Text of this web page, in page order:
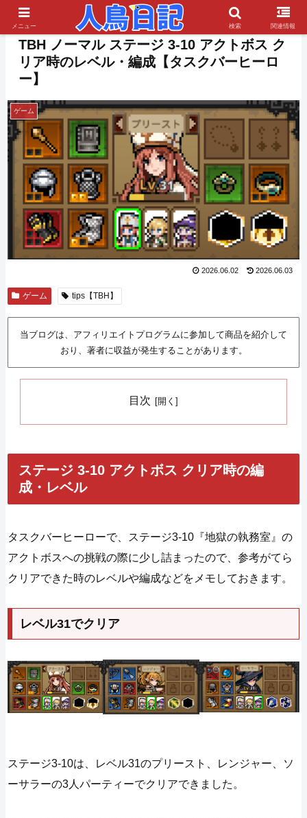
TBH ノーマル ステージ 3-10 アクトボス ク
リア時のレベル・編成【タスクバーヒーロ
ー】
ゲーム
2026.06.02 2026.06.03
ゲーム tips【TBH】
当ブログは、アフィリエイトプログラムに参加して商品を紹介して
おり、著者に収益が発生することがあります。
目次
ステージ 3-10 アクトボス クリア時の編
成・レベル
タスクバーヒーローで、ステージ3-10『地獄の執務室』の
アクトボスへの挑戦の際に少し詰まったので、参考がてら
クリアできた時のレベルや編成などをメモしておきます。
レベル31でクリア
ステージ3-10は、レベル31のプリースト、レンジャー、ソ
ーサラーの3人パーティーでクリアできました。
メニュー 検索 関連情報